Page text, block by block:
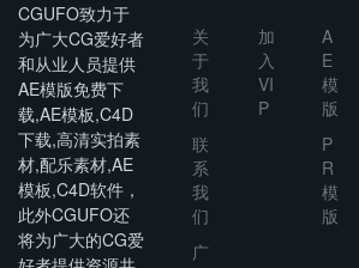
CGUFO致力于
为广大CG爱好者
和从业人员提供
AE模版免费下
载,AE模板,C4D
下载,高清实拍素
材,配乐素材,AE
模板,C4D软件，
此外CGUFO还
将为广大的CG爱
关
于
我
们
联
系
我
们
广
加
入
VI
P
A
E
模
版
P
R
模
版